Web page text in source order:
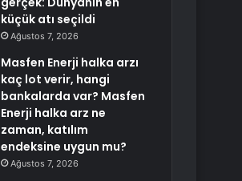
küçük atı seçildi
Ağustos 7, 2026
Masfen Enerji halka arzı
kaç lot verir, hangi
bankalarda var? Masfen
Enerji halka arz ne
zaman, katılım
endeksine uygun mu?
Ağustos 7, 2026